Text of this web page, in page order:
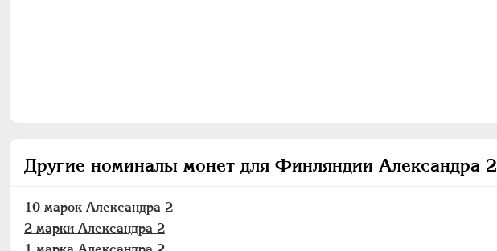
Другие номиналы монет для Финляндии Александра 2
10 марок Александра 2
2 марки Александра 2